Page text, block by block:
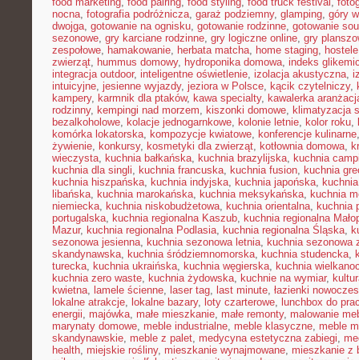
nocna, fotografia podróżnicza, garaż podziemny, glamping, góry
dwojga, gotowanie na ognisku, gotowanie rodzinne, gotowanie
sezonowe, gry karciane rodzinne, gry logiczne online, gry
zespołowe, hamakowanie, herbata matcha, home staging,
zwierząt, hummus domowy, hydroponika domowa, indeks
integracja outdoor, inteligentne oświetlenie, izolacja akustyczna,
intuicyjne, jesienne wyjazdy, jeziora w Polsce, kącik czytelniczy,
kampery, karmnik dla ptaków, kawa specialty, kawalerka
rodzinny, kempingi nad morzem, kiszonki domowe, klimatyzacja
bezalkoholowe, kolacje jednogarnkowe, kolonie letnie, kolor roku,
komórka lokatorska, kompozycje kwiatowe, konferencje kulinarne
żywienie, konkursy, kosmetyki dla zwierząt, kotłownia domowa,
wieczysta, kuchnia bałkańska, kuchnia brazylijska, kuchnia
kuchnia dla singli, kuchnia francuska, kuchnia fusion, kuchnia
kuchnia hiszpańska, kuchnia indyjska, kuchnia japońska,
libańska, kuchnia marokańska, kuchnia meksykańska, kuchnia
niemiecka, kuchnia niskobudżetowa, kuchnia orientalna, kuchnia
portugalska, kuchnia regionalna Kaszub, kuchnia regionalna
Mazur, kuchnia regionalna Podlasia, kuchnia regionalna Śląska,
sezonowa jesienna, kuchnia sezonowa letnia, kuchnia sezonowa
skandynawska, kuchnia śródziemnomorska, kuchnia studencka,
turecka, kuchnia ukraińska, kuchnia węgierska, kuchnia
kuchnia zero waste, kuchnia żydowska, kuchnie na wymiar,
kwietna, lamele ścienne, laser tag, last minute, łazienki
lokalne atrakcje, lokalne bazary, loty czarterowe, lunchbox do
energii, majówka, małe mieszkanie, małe remonty, malowanie
marynaty domowe, meble industrialne, meble klasyczne, meble
skandynawskie, meble z palet, medycyna estetyczna zabiegi,
health, miejskie rośliny, mieszkanie wynajmowane, mieszkanie z